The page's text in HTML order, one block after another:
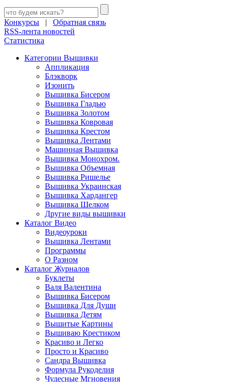
Конкурсы | Обратная связь
RSS-лента новостей
Статистика
Категории Вышивки
Аппликация
Блэкворк
Изонить
Вышивка Бисером
Вышивка Гладью
Вышивка Золотом
Вышивка Ковровая
Вышивка Крестом
Вышивка Лентами
Машинная Вышивка
Вышивка Монохром.
Вышивка Объемная
Вышивка Ришелье
Вышивка Украинская
Вышивка Хардангер
Вышивка Шелком
Другие виды вышивки
Каталог Видео
Видеоуроки
Вышивка Лентами
Программы
О Разном
Каталог Журналов
Буклеты
Валя Валентина
Вышивка Бисером
Вышивка Для Души
Вышивка Детям
Вышитые Картины
Вышиваю Крестиком
Красиво и Легко
Просто и Красиво
Сандра Вышивка
Формула Рукоделия
Чудесные Мгновения